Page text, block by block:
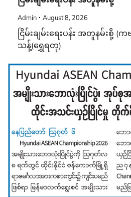
Admin August 8, 2026
ငြိမ်းချမ်းရေးပန်း အတူနမ်းစို့ (က
သန့်(ရွှေရတု)